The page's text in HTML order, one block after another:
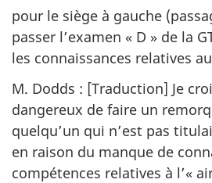
pour le siège à gauche
passer l’examen « D » de la
les connaissances relatives
M. Dodds : [Traduction] Je
dangereux de faire un
quelqu’un qui n’est pas
en raison du manque de
compétences relatives à l’«